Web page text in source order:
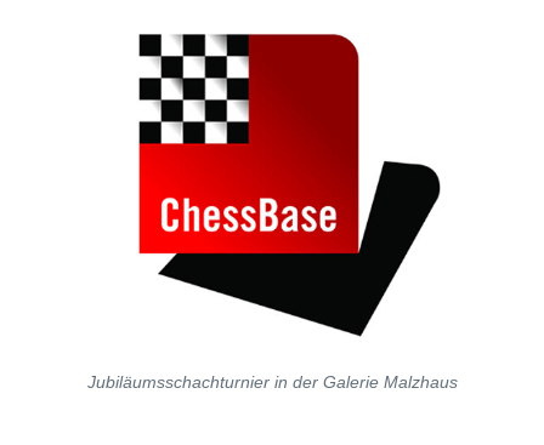
Jubiläumsschachturnier in der Galerie Malzhaus